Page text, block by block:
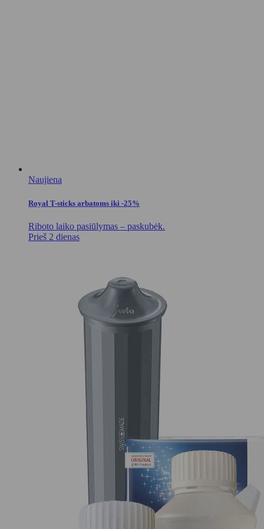
Naujiena
Royal T-sticks arbatoms iki -25%
Riboto laiko pasiūlymas – paskubėk.
Prieš 2 dienas